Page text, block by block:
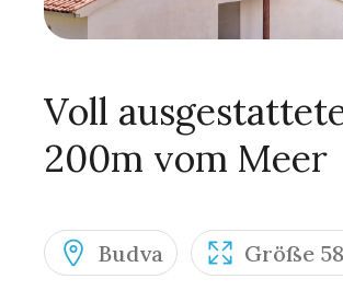
Voll
200m vom Meer
Budva Größe